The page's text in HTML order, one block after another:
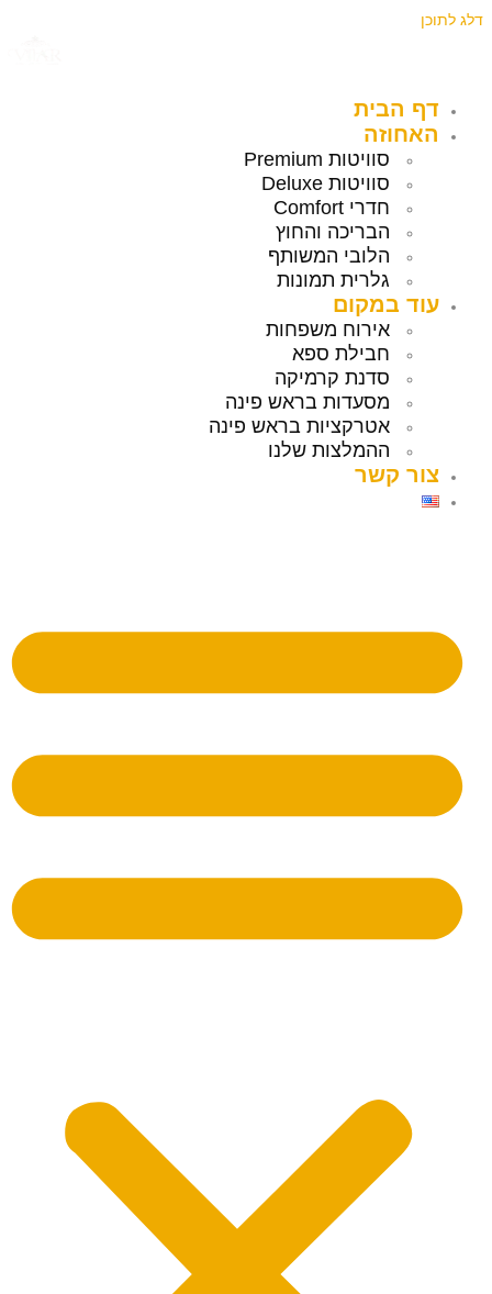
דלג לתוכן
דף הבית
האחוזה
סוויטות Premium
סוויטות Deluxe
חדרי Comfort
הבריכה והחוץ
הלובי המשותף
גלרית תמונות
עוד במקום
אירוח משפחות
חבילת ספא
סדנת קרמיקה
מסעדות בראש פינה
אטרקציות בראש פינה
ההמלצות שלנו
צור קשר